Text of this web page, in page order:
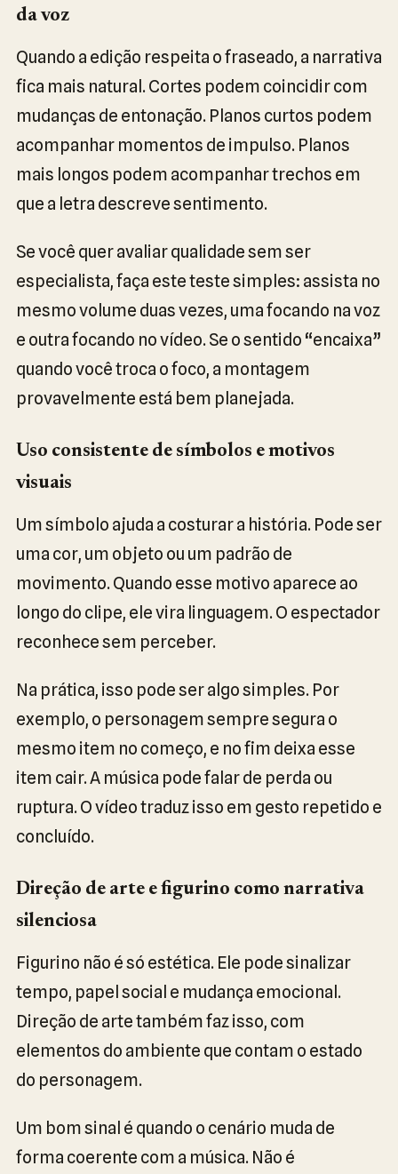
da voz
Quando a edição respeita o fraseado, a narrativa
fica mais natural. Cortes podem coincidir com
mudanças de entonação. Planos curtos podem
acompanhar momentos de impulso. Planos
mais longos podem acompanhar trechos em
que a letra descreve sentimento.
Se você quer avaliar qualidade sem ser
especialista, faça este teste simples: assista no
mesmo volume duas vezes, uma focando na voz
e outra focando no vídeo. Se o sentido “encaixa”
quando você troca o foco, a montagem
provavelmente está bem planejada.
Uso consistente de símbolos e motivos
visuais
Um símbolo ajuda a costurar a história. Pode ser
uma cor, um objeto ou um padrão de
movimento. Quando esse motivo aparece ao
longo do clipe, ele vira linguagem. O espectador
reconhece sem perceber.
Na prática, isso pode ser algo simples. Por
exemplo, o personagem sempre segura o
mesmo item no começo, e no fim deixa esse
item cair. A música pode falar de perda ou
ruptura. O vídeo traduz isso em gesto repetido e
concluído.
Direção de arte e figurino como narrativa
silenciosa
Figurino não é só estética. Ele pode sinalizar
tempo, papel social e mudança emocional.
Direção de arte também faz isso, com
elementos do ambiente que contam o estado
do personagem.
Um bom sinal é quando o cenário muda de
forma coerente com a música. Não é